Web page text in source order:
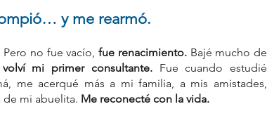
y me rearmó.
Pero no fue vacío, fue renacimiento. Bajé mucho de
mi primer consultante. Fue cuando estudié
me acerqué más a mi familia, a mis amistades,
de mi abuelita. Me reconecté con la vida.